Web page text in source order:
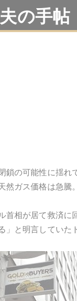
の手帖
の可能性に揺
ガス価格は急騰
相が居て救済に
と明言していた